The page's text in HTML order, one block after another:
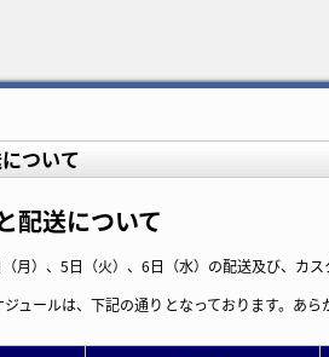
ついて
配送について
月）、5日（火）、6日（水）の配送及び、カス
ュールは、下記の通りとなっております。あ